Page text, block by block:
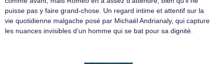
puisse pas y faire grand-chose. Un regard intime et attentif sur la
vie quotidienne malgache posé par Michaël Andrianaly, qui capture
les nuances invisibles d’un homme qui se bat pour sa dignité.